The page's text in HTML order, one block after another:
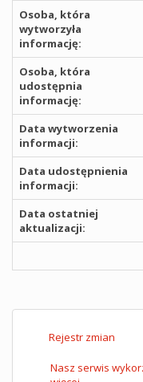
Osoba, która
wytworzyła
informację:
Osoba, która
udostępnia
informację:
Data wytworzenia
informacji:
Data udostępnienia
informacji:
Data ostatniej
aktualizacji:
Rejestr zmian
Nasz serwis